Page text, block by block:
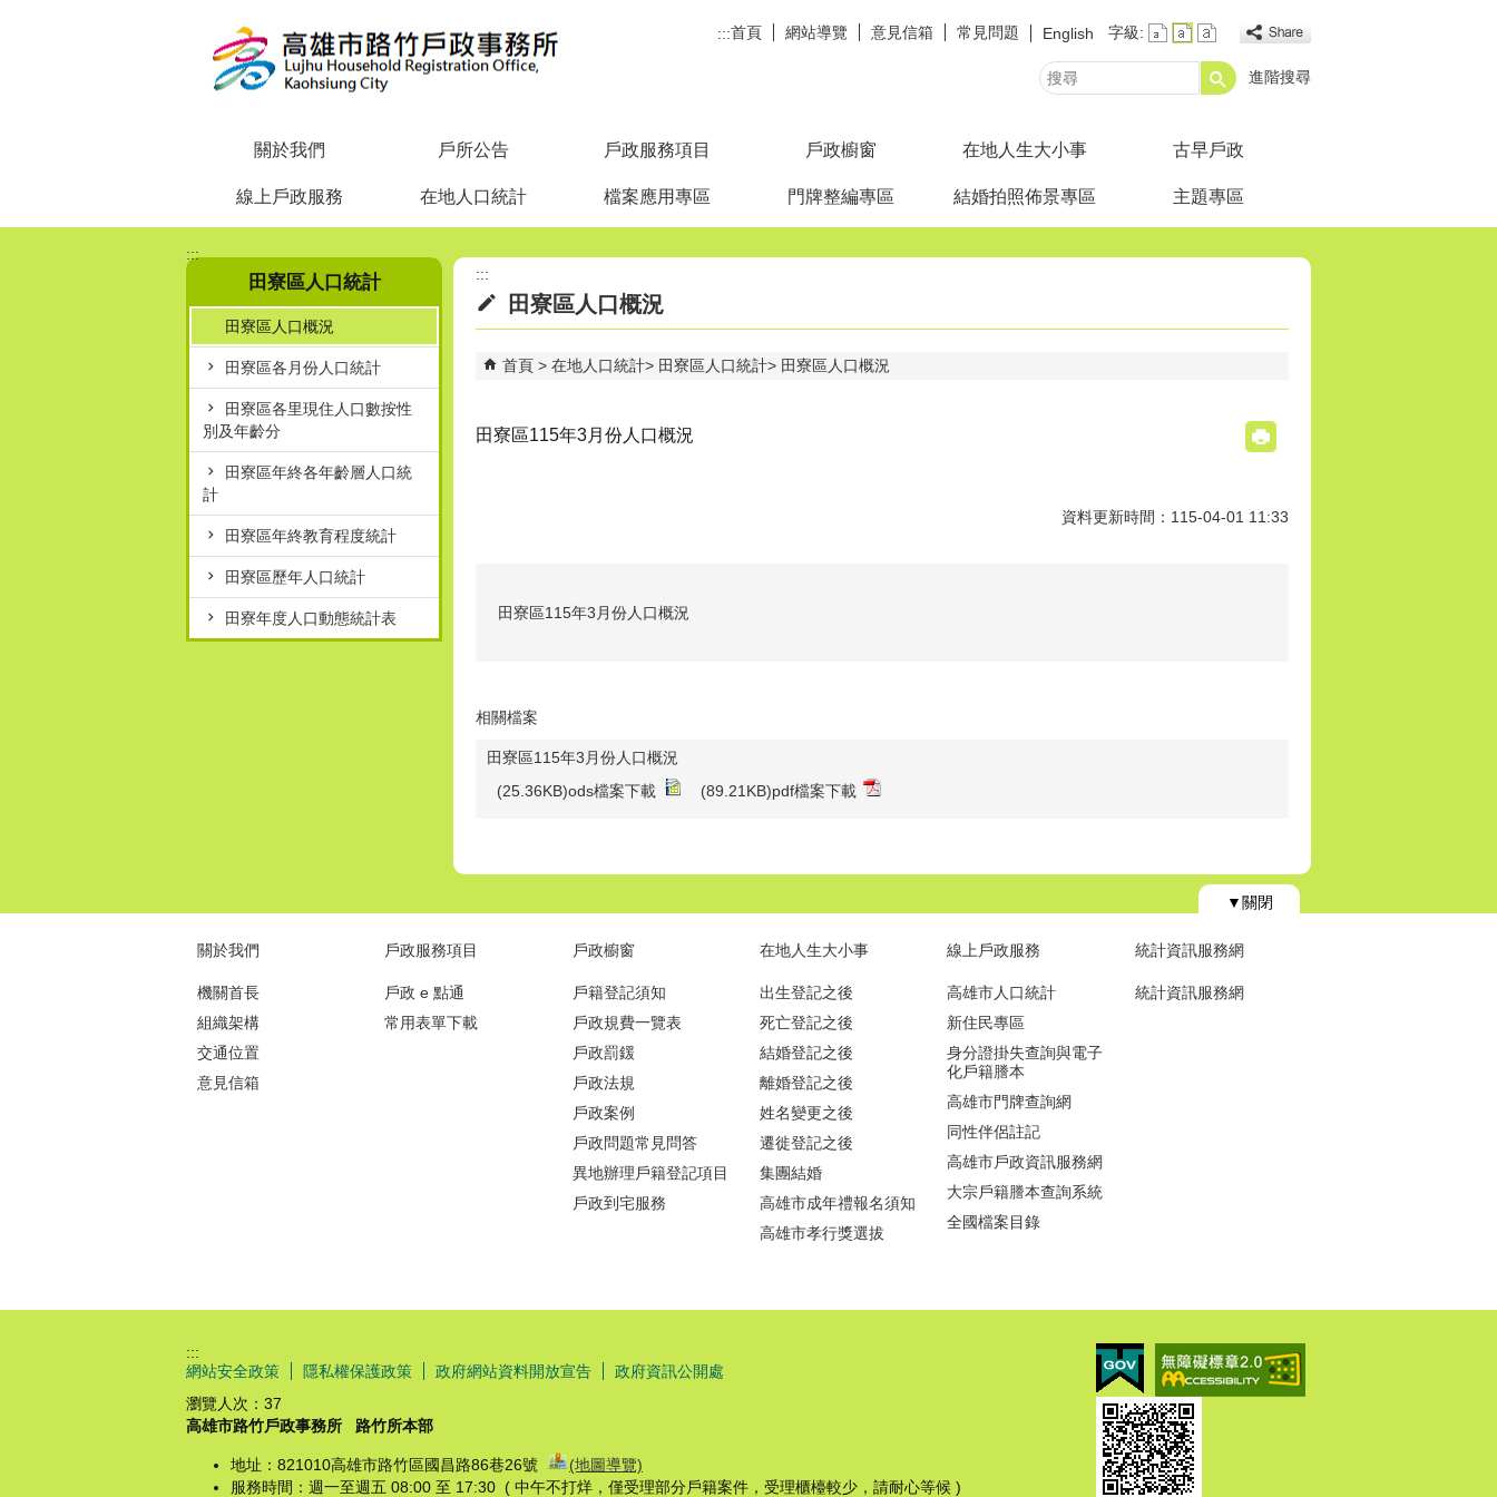
:::首頁 網站導覽 意見信箱 常見問題 English 字級:
搜
進階搜尋
關於我們 戶所公告 戶政服務項目 戶政櫥窗 在地人生大小事 古早戶政
線上戶政服務 在地人口統計 檔案應用專區 門牌整編專區 結婚拍照佈景專區 主題專區
:::
田寮區人口統計
田寮區人口概況
田寮區各月份人口統計
田寮區各里現住人口數按性
別及年齡分
田寮區年終各年齡層人口統
計
田寮區年終教育程度統計
田寮區歷年人口統計
田寮年度人口動態統計表
:::
田寮區人口概況
首頁 在地人口統計 田寮區人口統計 田寮區人口概況
田寮區115年3月份人口概況
資料更新時間：115-04-01 11:33
田寮區115年3月份人口概況
相關檔案
田寮區115年3月份人口概況
(25.36KB)ods檔案下載
(89.21KB)pdf檔案下載
▼關閉
關於我們
機關首長
組織架構
交通位置
意見信箱
戶政服務項目
戶政 e 點通
常用表單下載
戶政櫥窗
戶籍登記須知
戶政規費一覽表
戶政罰鍰
戶政法規
戶政案例
戶政問題常見問答
異地辦理戶籍登記項目
戶政到宅服務
在地人生大小事
出生登記之後
死亡登記之後
結婚登記之後
離婚登記之後
姓名變更之後
遷徙登記之後
集團結婚
高雄市成年禮報名須知
高雄市孝行獎選拔
線上戶政服務
高雄市人口統計
新住民專區
身分證掛失查詢與電子
化戶籍謄本
高雄市門牌查詢網
同性伴侶註記
高雄市戶政資訊服務網
大宗戶籍謄本查詢系統
全國檔案目錄
統計資訊服務網
統計資訊服務網
:::
網站安全政策
隱私權保護政策 政府網站資料開放宣告
政府資訊公開處
瀏覽人次： 37
高雄市路竹戶政事務所
路竹所本部
地址：821010高雄市路竹區國昌路86巷26號
(地圖導覽)
服務時間：週一至週五 08:00 至 17:30 ( 中午不打烊，僅受理部分戶籍案件，受理櫃檯較少，請耐心等候 )